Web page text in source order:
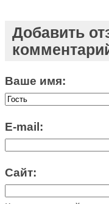
Добавить
Ваше имя:
E-mail:
Сайт: